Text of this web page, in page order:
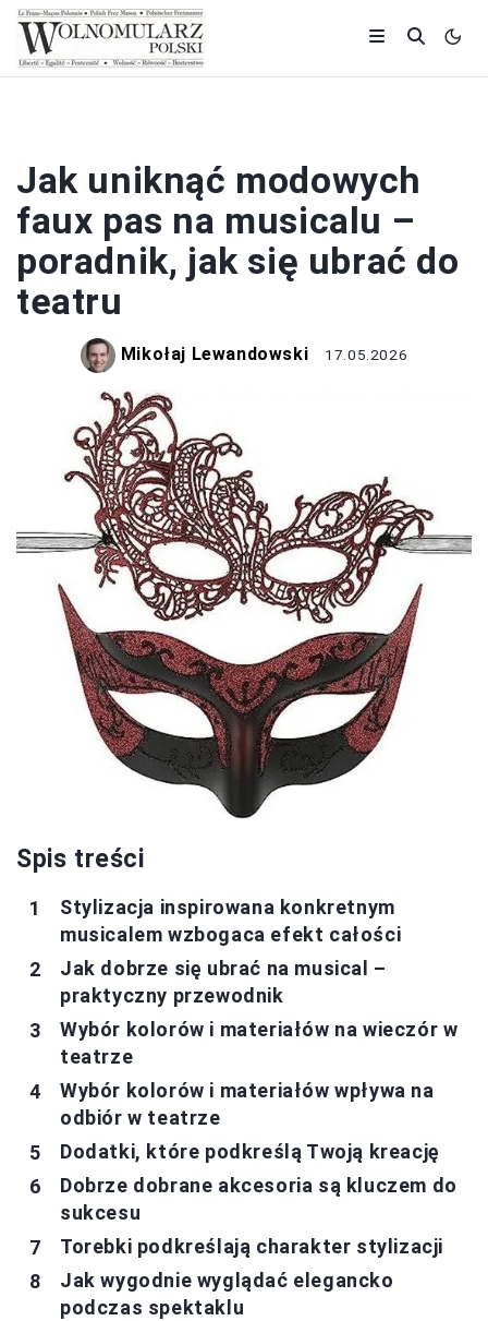
Jak uniknąć modowych
faux pas na musicalu –
poradnik, jak się ubrać do
teatru
Mikołaj Lewandowski 17.05.2026
Spis treści
Stylizacja inspirowana konkretnym
musicalem wzbogaca efekt całości
Jak dobrze się ubrać na musical –
praktyczny przewodnik
Wybór kolorów i materiałów na wieczór w
teatrze
Wybór kolorów i materiałów wpływa na
odbiór w teatrze
Dodatki, które podkreślą Twoją kreację
Dobrze dobrane akcesoria są kluczem do
sukcesu
Torebki podkreślają charakter stylizacji
Jak wygodnie wyglądać elegancko
podczas spektaklu